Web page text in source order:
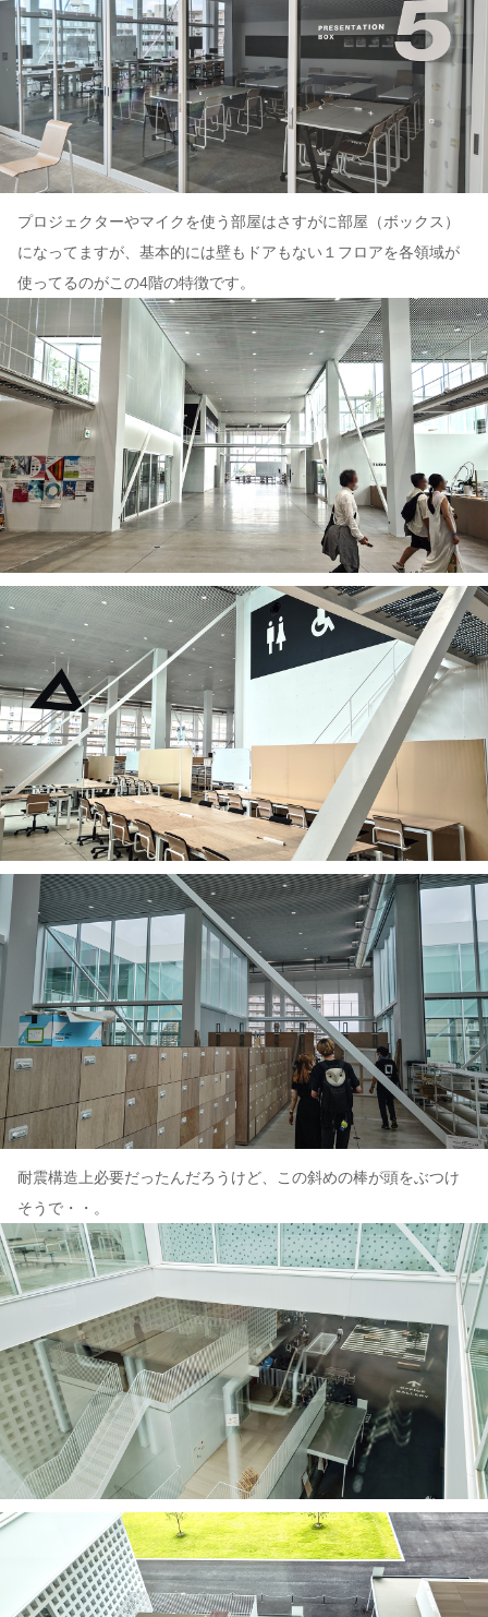
プロジェクターやマイクを使う部屋はさすがに部屋（ボックス）
になってますが、基本的には壁もドアもない１フロアを各領域が
使ってるのがこの4階の特徴です。
耐震構造上必要だったんだろうけど、この斜めの棒が頭をぶつけ
そうで・・。